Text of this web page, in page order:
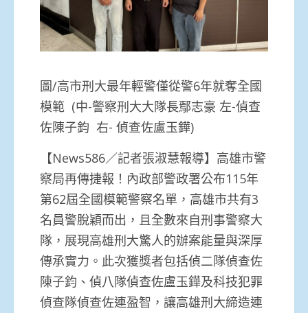
圖/高市刑大最年輕警僅從警6年就奪全國
模範 (中-警察刑大大隊長鄢志豪 左-偵查
佐陳子鈞 右- 偵查佐盧玉鏵)
【News586／記者張淑慧報導】高雄市警
察局再傳捷報！內政部警政署公布115年
第62屆全國模範警察名單，高雄市共有3
名員警脫穎而出，且全數來自刑事警察大
隊，展現高雄刑大驚人的辦案能量與深厚
傳承實力。此次獲獎者包括偵二隊偵查佐
陳子鈞、偵八隊偵查佐盧玉鏵及科技犯罪
偵查隊偵查佐連盈智，讓高雄刑大締造連